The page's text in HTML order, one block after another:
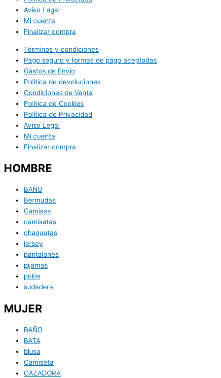
Aviso Legal
Mi cuenta
Finalizar compra
Términos y condiciones
Pago seguro y formas de pago aceptadas
Gastos de Envío
Política de devoluciones
Condiciones de Venta
Política de Cookies
Política de Privacidad
Aviso Legal
Mi cuenta
Finalizar compra
HOMBRE
BAÑO
Bermudas
Camisas
camisetas
chaquetas
jersey
pantalones
pijamas
polos
sudadera
MUJER
BAÑO
BATA
blusa
Camiseta
CAZADORA